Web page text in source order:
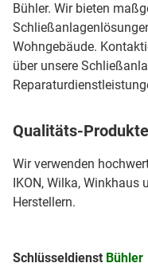
Bühler. Wir bieten
Wohngebäude.
über unsere
Qualitäts-
Wir verwenden
IKON, Wilka, Winkhaus
Herstellern.
Schlüsseldienst Bühler